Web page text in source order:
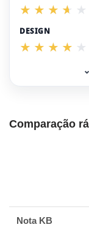
DESIGN
Comparação
Nota KB